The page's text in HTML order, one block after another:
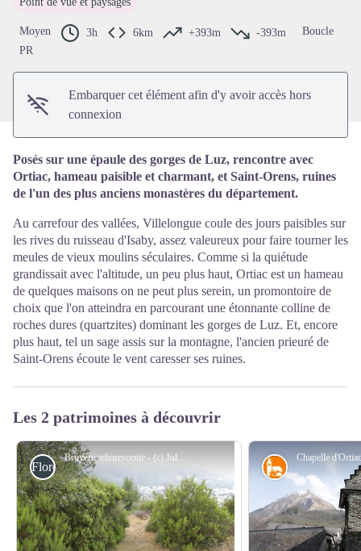
Moyen 3h 6km +393m -393m
Boucle
PR
Embarquer cet élément afin d'y avoir accès hors
connexion
Posés sur une épaule des gorges de Luz, rencontre avec
Ortiac, hameau paisible et charmant, et Saint-Orens, ruines
de l'un des plus anciens monastères du département.
Au carrefour des vallées, Villelongue coule des jours paisibles sur
les rives du ruisseau d'Isaby, assez valeureux pour faire tourner les
meules de vieux moulins séculaires. Comme si la quiétude
grandissait avec l'altitude, un peu plus haut, Ortiac est un hameau
de quelques maisons on ne peut plus serein, un promontoire de
choix que l'on atteindra en parcourant une étonnante colline de
roches dures (quartzites) dominant les gorges de Luz. Et, encore
plus haut, tel un sage assis sur la montagne, l'ancien prieuré de
Saint-Orens écoute le vent caresser ses ruines.
Les 2 patrimoines à découvrir
Flore Petit